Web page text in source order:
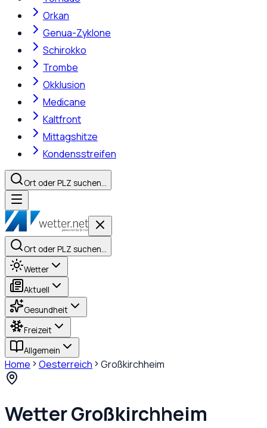
Orkan
Genua-Zyklone
Schirokko
Trombe
Okklusion
Medicane
Kaltfront
Mittagshitze
Kondensstreifen
Ort oder PLZ suchen…
Ort oder PLZ suchen…
Wetter
Aktuell
Gesundheit
Freizeit
Allgemein
Home Oesterreich Großkirchheim
WetterGroßkirchheim